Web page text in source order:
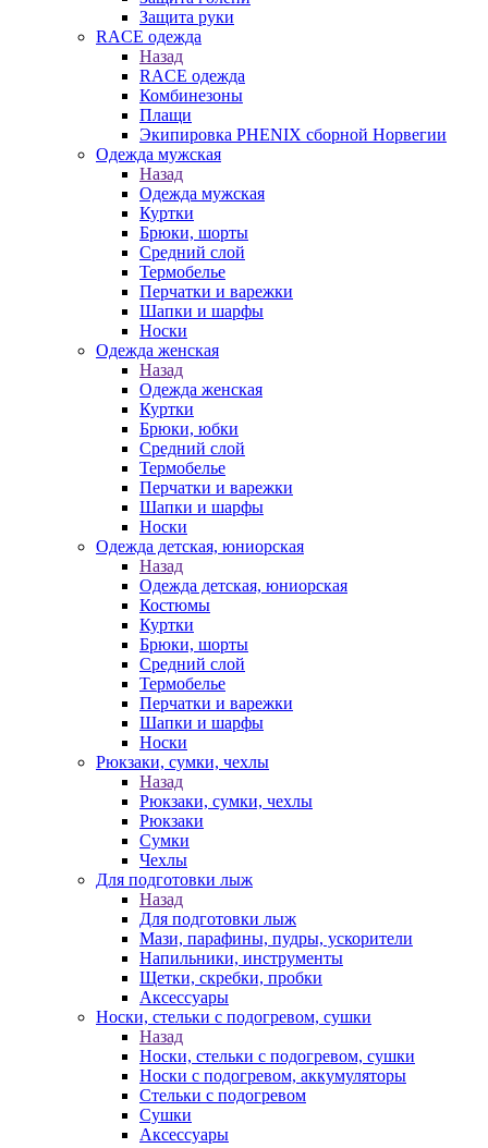
Защита руки
RACE одежда
Назад
RACE одежда
Комбинезоны
Плащи
Экипировка PHENIX сборной Норвегии
Одежда мужская
Назад
Одежда мужская
Куртки
Брюки, шорты
Средний слой
Термобелье
Перчатки и варежки
Шапки и шарфы
Носки
Одежда женская
Назад
Одежда женская
Куртки
Брюки, юбки
Средний слой
Термобелье
Перчатки и варежки
Шапки и шарфы
Носки
Одежда детская, юниорская
Назад
Одежда детская, юниорская
Костюмы
Куртки
Брюки, шорты
Средний слой
Термобелье
Перчатки и варежки
Шапки и шарфы
Носки
Рюкзаки, сумки, чехлы
Назад
Рюкзаки, сумки, чехлы
Рюкзаки
Сумки
Чехлы
Для подготовки лыж
Назад
Для подготовки лыж
Мази, парафины, пудры, ускорители
Напильники, инструменты
Щетки, скребки, пробки
Аксессуары
Носки, стельки с подогревом, сушки
Назад
Носки, стельки с подогревом, сушки
Носки с подогревом, аккумуляторы
Стельки с подогревом
Сушки
Аксессуары